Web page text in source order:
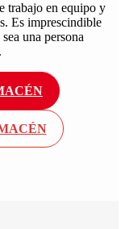
trabajo en equipo y
Es imprescindible
una persona